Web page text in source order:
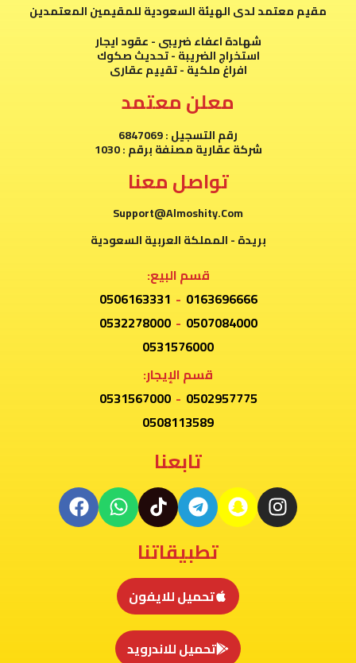
مقيم معتمد لدى الهيئة السعودية للمقيمين المعتمدين
شهادة اعفاء ضريبى - عقود ايجار
استخراج الضريبة - تحديث صكوك
افراغ ملكية - تقييم عقارى
معلن معتمد
رقم التسجيل : 6847069
شركة عقارية مصنفة برقم : 1030
تواصل معنا
Support@Almoshity.Com
بريدة - المملكة العربية السعودية
قسم البيع:
0163696666
-
0506163331
0507084000
-
0532278000
0531576000
قسم الإيجار:
0502957775
-
0531567000
0508113589
تابعنا
تطبيقاتنا
تحميل للايفون
تحميل للاندرويد